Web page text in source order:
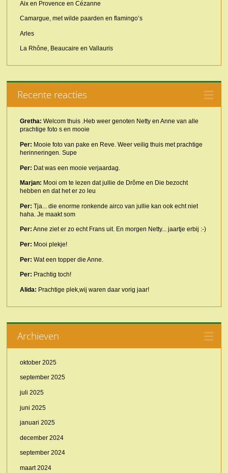
Aix en Provence en Cézanne
Camargue, met wilde paarden en flamingo’s
Arles
La Rhône, Beaucaire en Vallauris
Recente reacties
Gretha: Welcom thuis .Heb weer genoten Netty en Anne van alle
prachtige foto s en mooie
Per: Mooie foto van pake en Reve. Weer veilig thuis met prachtige
herinneringen. Supe
Per: Dat was een mooie verjaardag.
Marjan: Mooi om te lezen dat jullie de Drôme en Die bezocht
hebben en dat het er zo leu
Per: Tja... die enorme ronkende airco van jullie kan ook echt niet
haha. Je maakt som
Per: Anne ziet er zo echt Frans uit. En morgen Netty... jaartje erbij :-)
Per: Mooi plekje!
Per: Wat een topper die Anne.
Per: Prachtig toch!
Alida: Prachtige plek,wij waren daar vorig jaar!
Archieven
oktober 2025
september 2025
juli 2025
juni 2025
januari 2025
december 2024
september 2024
maart 2024